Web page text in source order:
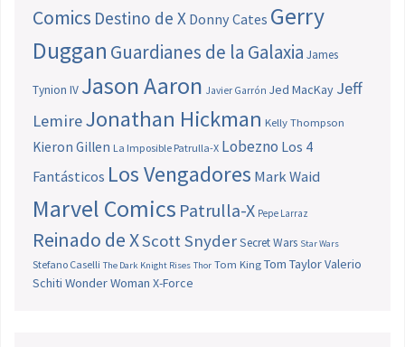
Comics Destino de X Donny Cates Gerry
Duggan Guardianes de la Galaxia James
Tynion IV Jason Aaron Javier Garrón Jed MacKay Jeff
LemireJonathan Hickman Kelly Thompson
Kieron Gillen La Imposible Patrulla-X Lobezno Los 4
Fantásticos Los Vengadores Mark Waid
Marvel Comics Patrulla-X Pepe Larraz
Reinado de XScott SnyderSecret Wars Star Wars
Stefano Caselli The Dark Knight Rises Thor Tom King Tom TaylorValerio
Schiti Wonder Woman X-Force